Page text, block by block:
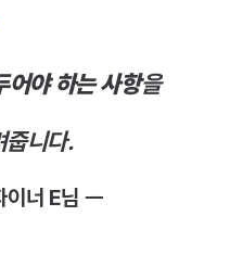
어야 하는 사항을
줍니다.
이너 E님 ㅡ